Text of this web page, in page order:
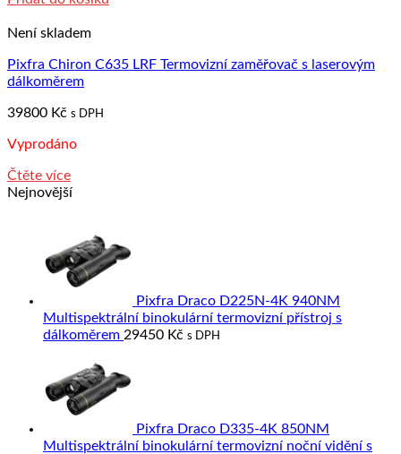
Není skladem
Pixfra Chiron C635 LRF Termovizní zaměřovač s laserovým
dálkoměrem
39800 Kč s DPH
Vyprodáno
Čtěte více
Nejnovější
Pixfra Draco D225N-4K 940NM
Multispektrální binokulární termovizní přístroj s
dálkoměrem 29450 Kč s DPH
Pixfra Draco D335-4K 850NM
Multispektrální binokulární termovizní noční vidění s